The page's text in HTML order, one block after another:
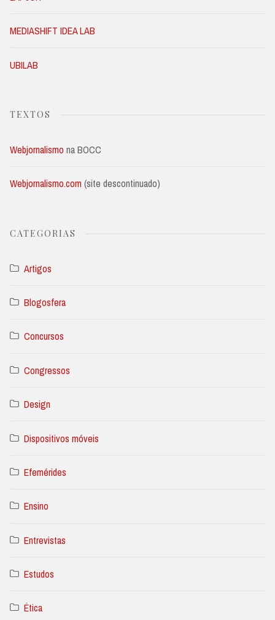
MEDIASHIFT IDEA LAB
UBILAB
TEXTOS
Webjornalismo na BOCC
Webjornalismo.com (site descontinuado)
CATEGORIAS
Artigos
Blogosfera
Concursos
Congressos
Design
Dispositivos móveis
Efemérides
Ensino
Entrevistas
Estudos
Ética